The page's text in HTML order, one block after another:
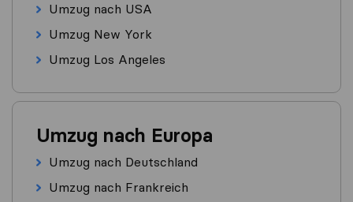
Umzug nach USA
Umzug New York
Umzug Los Angeles
Umzug nach Europa
Umzug nach Deutschland
Umzug nach Frankreich